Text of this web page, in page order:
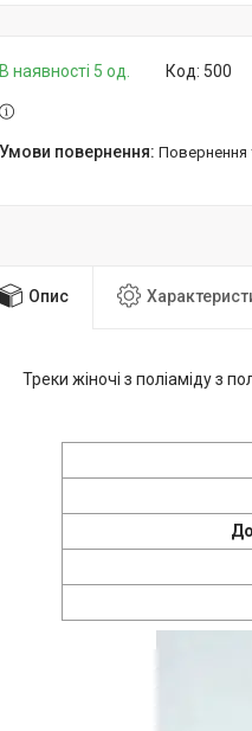
В наявності 5 од. Код: 500
Опис
Треки жіночі з поліаміду з